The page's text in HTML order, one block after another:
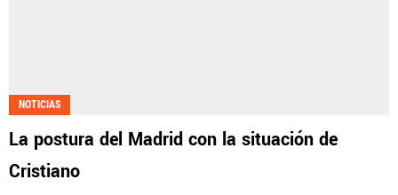
NOTICIAS
La postura del Madrid con la situación de
Cristiano